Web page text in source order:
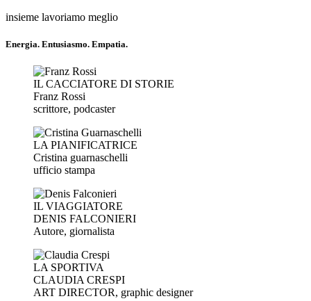
insieme lavoriamo meglio
Energia. Entusiasmo. Empatia.
IL CACCIATORE DI STORIE
Franz Rossi
scrittore, podcaster
LA PIANIFICATRICE
Cristina guarnaschelli
ufficio stampa
IL VIAGGIATORE
DENIS FALCONIERI
Autore, giornalista
LA SPORTIVA
CLAUDIA CRESPI
ART DIRECTOR, graphic designer